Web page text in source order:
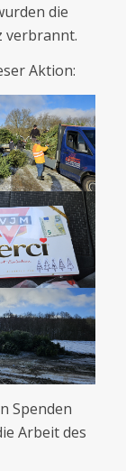
die
verbrannt.
Aktion:
Spenden
Arbeit des